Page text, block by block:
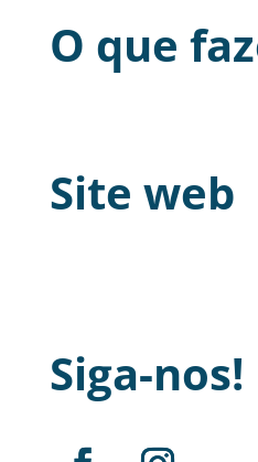
O que
Site web
Siga-nos!